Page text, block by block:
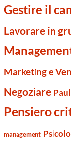
Gestire il
Lavorare in
Marketing e
Negoziare
Pensiero
management